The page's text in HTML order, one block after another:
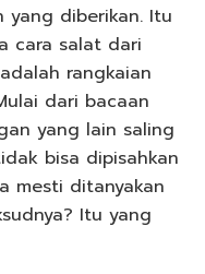
yang diberikan. Itu
cara salat dari
rangkaian
dari bacaan
yang lain saling
bisa dipisahkan
mesti ditanyakan
Itu yang